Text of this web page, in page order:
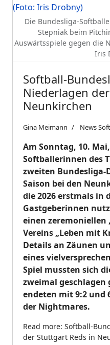
Die Bundesliga-
Stepniak beim
Auswärtsspiele gegen die
Iris
Softball-
Niederlagen
Neunkirchen
Gina Meimann News
Am Sonntag, 10.
Softballerinnen des
zweiten Bundesliga-
Saison bei den
die 2026 erstmals in
Gastgeberinnen
einen zeremoniellen
Vereins „Leben mit
Details an Zäunen
eines
Spiel mussten sich
zweimal geschlagen
endeten mit 9:2 und
der Nightmares.
Read more: Softball-
der Stuttgart Reds in